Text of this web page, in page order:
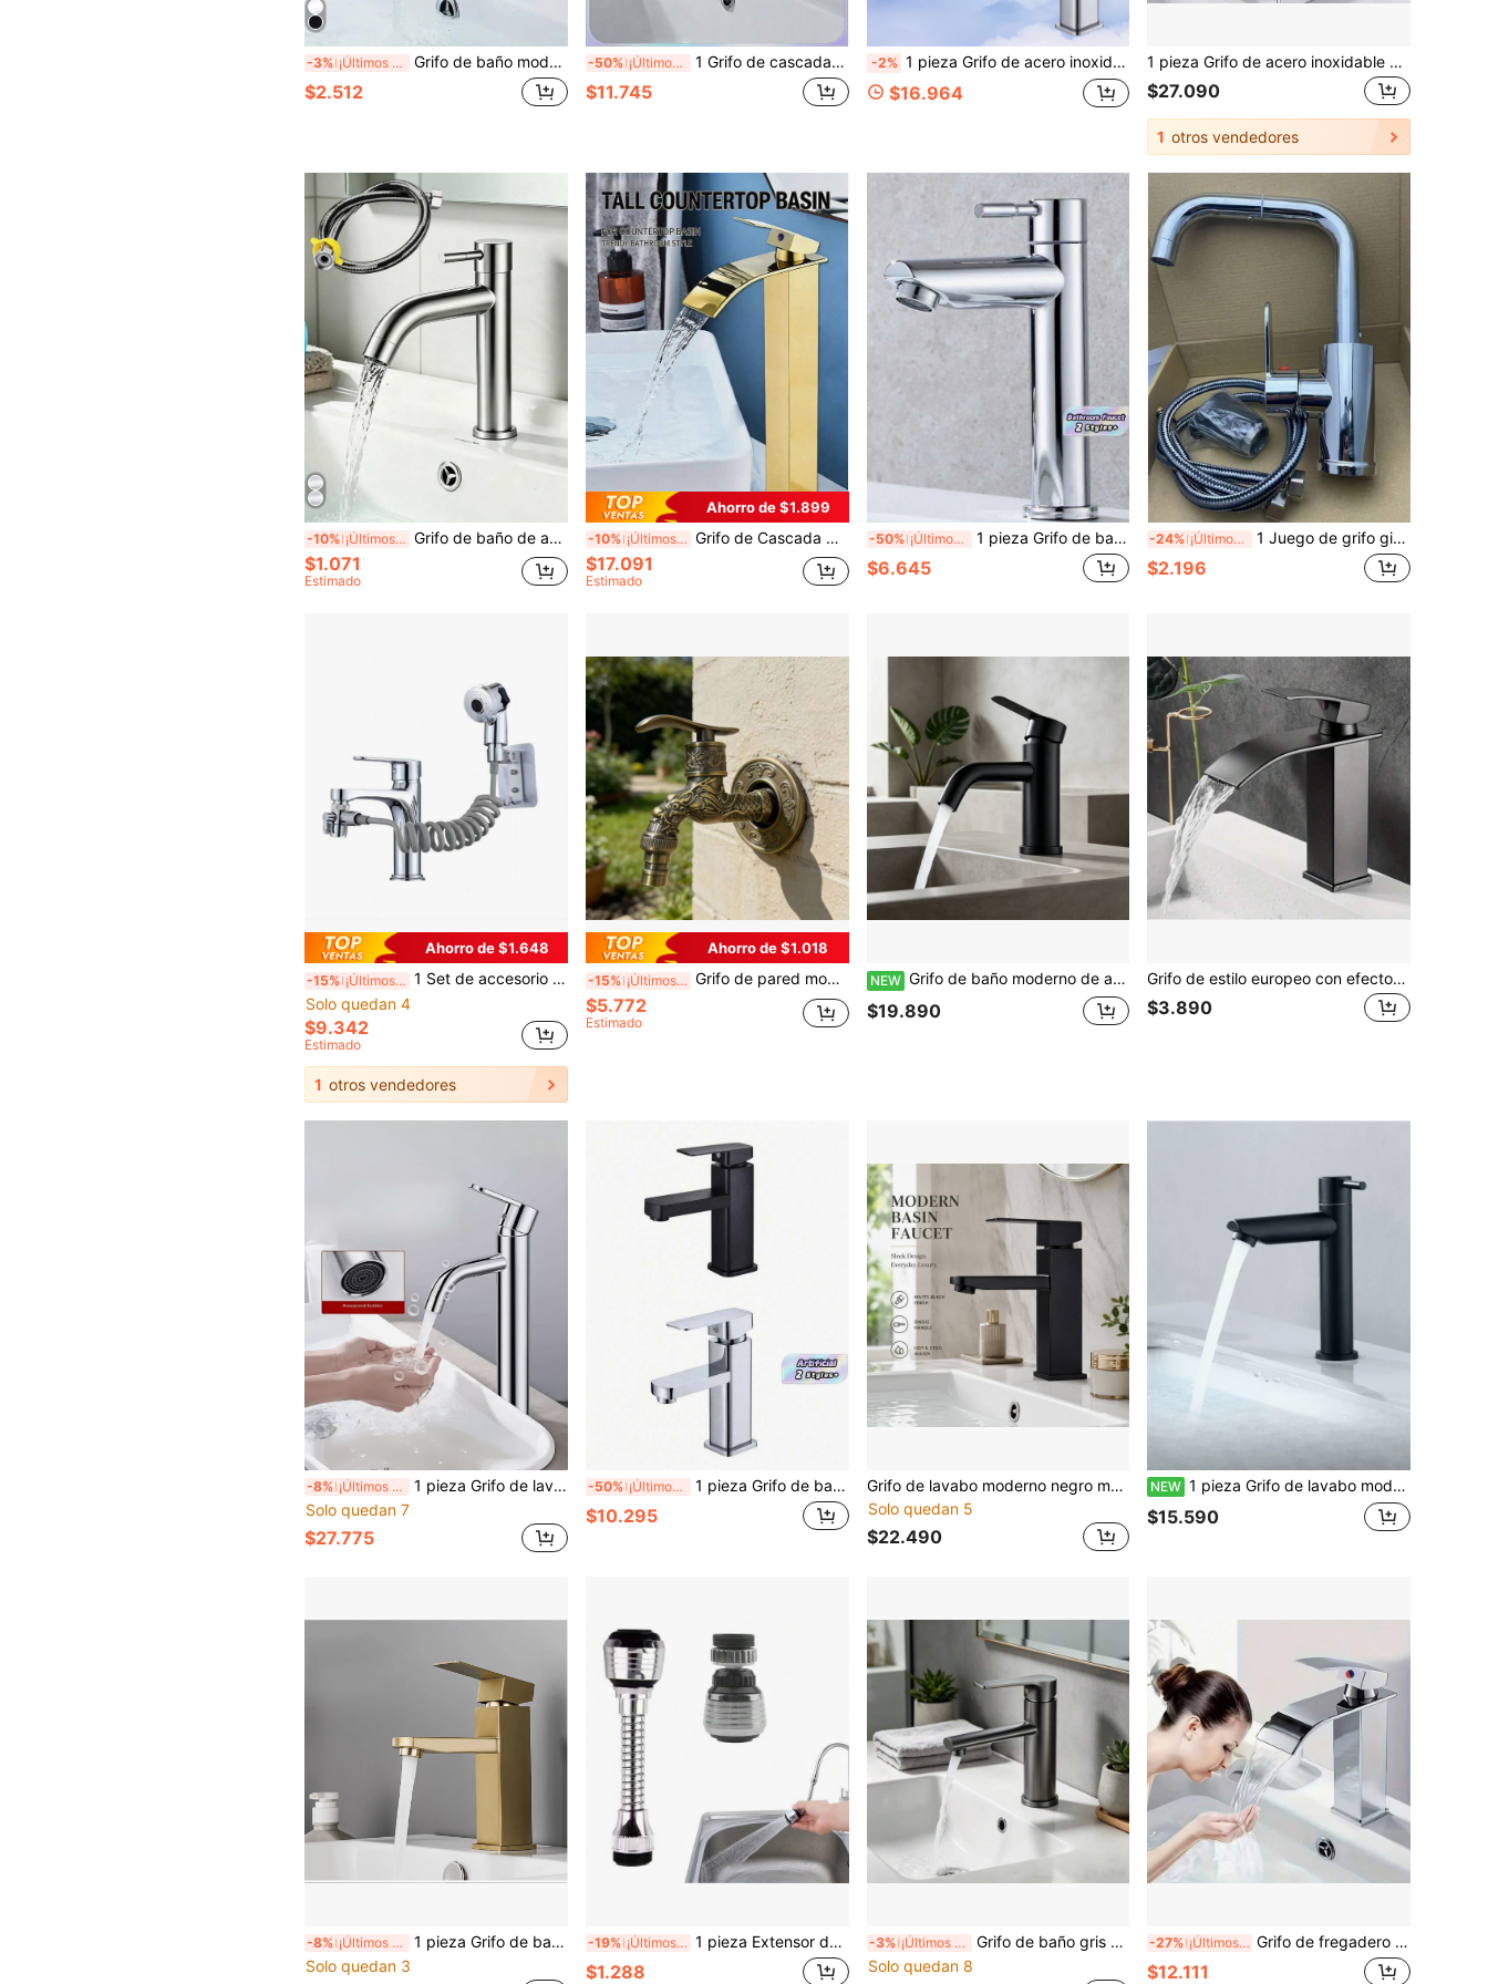
-3% ¡Últimos 3 días Grifo de baño moderno de un solo orificio cuadrado, grifo de estilo cascada negro mate, instalación de un solo orificio, válvula de salida de agua fría única, diámetro de rosca universal G1/2, estructura de plástico duradero, estilo bohemio moderno, adecuado para baño, cocina, lavandería, RV exterior, hotel, apartamento, lavabo de baño y tocador, accesorio esencial para el hogar moderno, opción ideal para regalos de vacaciones y renovación del hogar
$2.512
-50% ¡Últimos 2 días 1 Grifo de cascada con accesorios para lavabo, caño ancho, acabado espejo de acero inoxidable, codo cuadrado, grifo de agua caliente y fría para lavabo
$11.745
-2% 1 pieza Grifo de acero inoxidable cuadrado para lavabo de baño, grifo de una sola manija para 1 orificio o 3 orificios, montaje en cubierta, grifo para lavabo de barco moderno (cromo, negro, dorado, seleccionable), accesorios de baño, herramientas de baño
$16.964
1 pieza Grifo de acero inoxidable con caño de cascada para lavabo, grifo de lavabo de baño de color dorado o negro, accesorios de baño, herramientas de baño
$27.090
1 otros vendedores
-10% ¡Últimos 3 días Grifo de baño de acero inoxidable de un solo orificio, grifo moderno de un solo agua fría para lavabo, grifo de fregadero giratorio multifuncional minimalista, diseño clásico de un solo agua fría, montaje de un solo orificio en la encimera, acabado de superficie cepillada, adecuado para tocador, garaje, cocina, baño del hogar, inodoro y baño moderno, accesorio de decoración del hogar moderno, regalo ideal para vacaciones
$1.071
Estimado
Ahorro de $1.899
-10% ¡Últimos 3 días Grifo de Cascada Moderno de Una Sola Manija para Lavabo de Baño Acabado en Acero Inoxidable Mezclador de Lavabo de Tocador Grifo de Agua Caliente y Fría Boquilla de Cascada Decoración del Hogar Diseño de Lujo Duradero de Alta Calidad
$17.091
Estimado
-50% ¡Últimos 2 días 1 pieza Grifo de baño moderno de una sola manija, de acero inoxidable 304, mezclador de agua caliente y fría, diseño clásico, instalación de un solo orificio, adecuado para lavabo y accesorios de baño
$6.645
-24% ¡Últimos 3 días 1 Juego de grifo giratorio de 360° de acero inoxidable con control de agua caliente y fría por separado, manguera de entrada de agua G1/2" incorporada, cabezal de rociado de alta presión, adecuado para fregaderos de cocina y baño, fácil instalación, flujo de agua eficiente, diseño moderno, montaje de un solo orificio, tratamiento de superficie de alta calidad, adecuado para todas las estaciones
$2.196
Ahorro de $1.648
-15% ¡Últimos 3 días 1 Set de accesorio rociador para grifo de fregadero, kit de ducha de mano para lavado de cabello para el baño del hogar con manguera de ducha, 3 adaptadores, soporte de rociador y desviador de grifo universal, adecuado para bañera, grifo de cocina, lavadero de servicio, accesorios de baño y herramientas de baño
Solo quedan 4
$9.342
Estimado
1 otros vendedores
Ahorro de $1.018
-15% ¡Últimos 3 días Grifo de pared montado individual clásico europeo retro, de aleación de zinc, adecuado para fregadero de cocina, lavadora, jardín exterior y baño
$5.772
Estimado
NEW Grifo de baño moderno de acero inoxidable 304 de un solo mando - 1 pieza, mezclador de agua caliente y fría, estilo clásico, instalación de un solo orificio, para lavabo y tocador (dorado, negro, seleccionable).
$19.890
Grifo de estilo europeo con efecto cascada, para encimera de baño o lavabo empotrado
$3.890
-8% ¡Últimos 3 días
1 pieza Grifo de lavabo redondo de acero inoxidable, Body alto mezclador de agua caliente & fría, monomando, uso multi-escena para lavabo de baño, lavabo de cara y lavabo de mesa, resistente a la corrosión, de un solo orificio, instalación fácil, instalación en encimera (1 orificio)
Solo quedan 7
$27.775
-50% ¡Últimos 2 días 1 pieza Grifo de baño moderno de color negro cuadrado con función de ajuste de agua caliente y fría - Acero inoxidable, diseño minimalista para encimeras de tocador, baños y autocaravanas, grifo de baño de autocaravana | Acabado metálico elegante | Accesorios de baño de acero inoxidable Herramientas de baño
$10.295
Grifo de lavabo moderno negro mate, grifo mezclador de agua fría y caliente de una sola manija, grifo de lavabo de baño cuadrado para decoración de tocador de hogar, hotel y baño, accesorio de baño estilo europeo
Solo quedan 5
$22.490
NEW 1 pieza Grifo de lavabo moderno de acero inoxidable con un solo mando, con núcleo de latón, diseño de ahorro de agua, instalación de un solo orificio en encimera, opcional en oro cepillado, pulido, negro mate, para lavabo de baño
$15.590
-8% ¡Últimos 3 días
1 pieza Grifo de baño moderno de oro cepillado, hecho de acero inoxidable 304, grifo de baño de una sola manija para agua fría y caliente, instalación sobre encimera (1 orificio) adecuado para baño/cocina/lavabo/tocador/encimera/inodoro/ducha/hotel
Solo quedan 3
-19% ¡Últimos 3 días 1 pieza Extensor de grifo de cocina con rociador giratorio antisalpicaduras para cocina/baño/inodoro, con reforzador de presión de agua, junta externa, con dos modos ajustables y diseño talla grande largo, accesorios de baño, herramientas de baño
$1.288
-3% ¡Últimos 3 días
Grifo de baño gris arma, 100% acero inoxidable monomando mezclador de lavabo, grifo de fregadero montado en cubierta con agua fría y caliente, acabado moderno color gris arma mate, duradero y a prueba de fugas
Solo quedan 8
-27% ¡Últimos 2 días Grifo de fregadero de un solo orificio, caño de cascada negro mate, material de aleación de arco alto, diseño aerodinámico, control dual de agua caliente y fría, detalles a prueba de fugas, adecuado para renovación de baño moderno/remodelación de propiedad de alquiler/escenas de decoración de primavera y otoño, estilo minimalista moderno.
$12.111